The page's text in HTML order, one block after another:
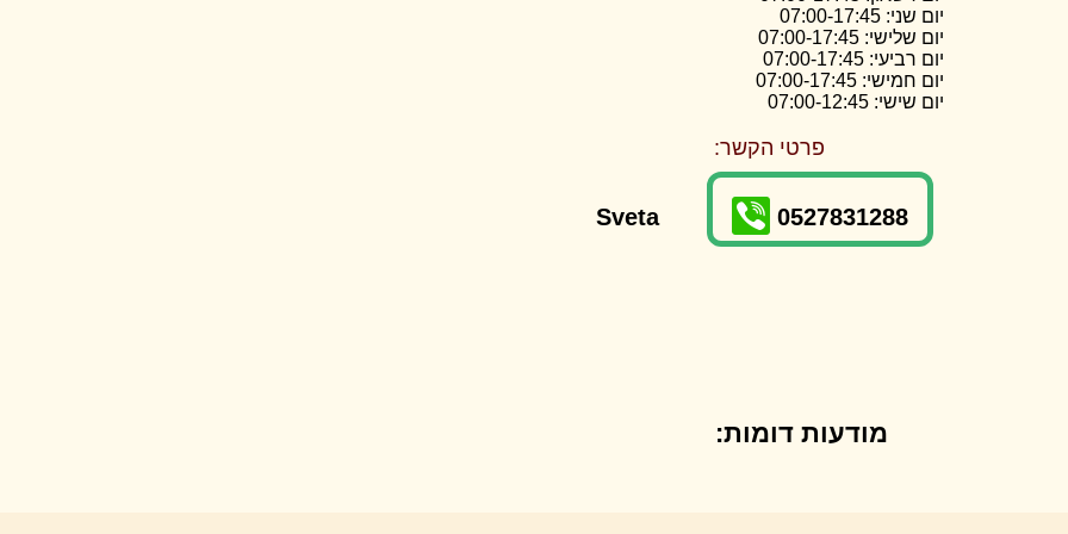
יום שני: 07:00-17:45
יום שלישי: 07:00-17:45
יום רביעי: 07:00-17:45
יום חמישי: 07:00-17:45
יום שישי: 07:00-12:45
פרטי הקשר:
0527831288
Sveta
מודעות דומות: